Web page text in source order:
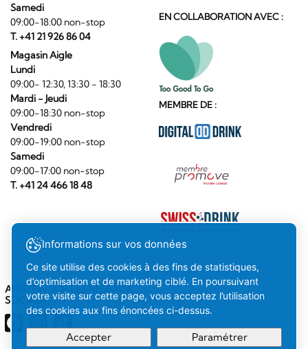
Samedi
09:00-18:00 non-stop
T. +41 21 926 86 04
Magasin Aigle
Lundi
09:00- 12:30, 13:30 - 18:30
Mardi - Jeudi
09:00-18:30 non-stop
Vendredi
09:00-19:00 non-stop
Samedi
09:00-17:00 non-stop
T. +41 24 466 18 48
EN COLLABORATION AVEC :
MEMBRE DE :
AMSTEIN SUR LES RÉSEAUX
SOCIAUX
Informations sur vos données
Ce site utilise des cookies à des fins de statistiques,
d’optimisation et de marketing ciblé. En poursuivant
votre visite sur cette page, vous acceptez l’utilisation
des cookies aux fins énoncées ci-dessus.
Accepter Paramétrer